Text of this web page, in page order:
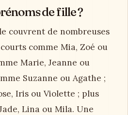
de fille ?
couvrent de nombreuses
comme Mia, Zoé ou
Marie, Jeanne ou
Suzanne ou Agathe ;
Iris ou Violette ; plus
Lina ou Mila. Une